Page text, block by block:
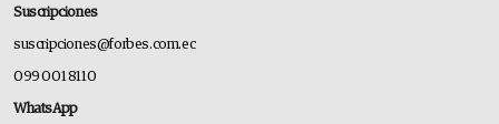
Suscripciones
suscripciones@forbes.com.ec
099 001 8110
WhatsApp